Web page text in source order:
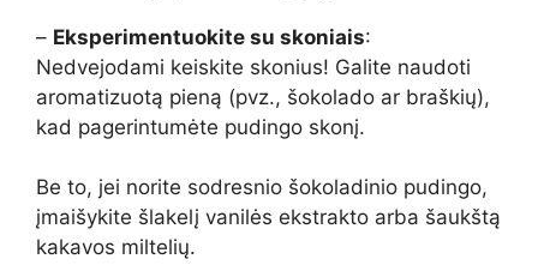
– Eksperimentuokite su skoniais:
Nedvejodami keiskite skonius! Galite naudoti
aromatizuotą pieną (pvz., šokolado ar braškių),
kad pagerintumėte pudingo skonį.
Be to, jei norite sodresnio šokoladinio pudingo,
įmaišykite šlakelį vanilės ekstrakto arba šaukštą
kakavos miltelių.